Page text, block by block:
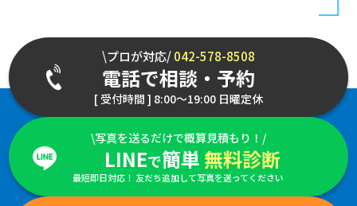
\プロが対応/042-578-8508
電話で相談・予約
[ 受付時間 ] 8:00～19:00 日曜定休
\写真を送るだけで概算見積もり！/
LINEで簡単 無料診断
最短即日対応！ 友だち追加して写真を送ってください